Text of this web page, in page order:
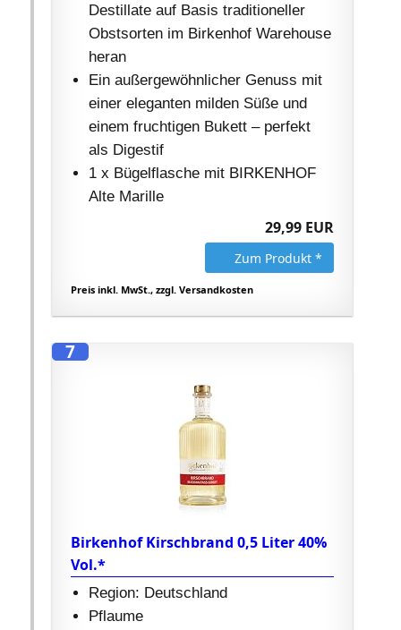
Destillate auf Basis traditioneller
Obstsorten im Birkenhof Warehouse
heran
Ein außergewöhnlicher Genuss mit
einer eleganten milden Süße und
einem fruchtigen Bukett – perfekt
als Digestif
1 x Bügelflasche mit BIRKENHOF
Alte Marille
29,99 EUR
Zum Produkt *
Preis inkl. MwSt., zzgl. Versandkosten
7
Birkenhof Kirschbrand 0,5 Liter 40%
Vol.*
Region: Deutschland
Pflaume